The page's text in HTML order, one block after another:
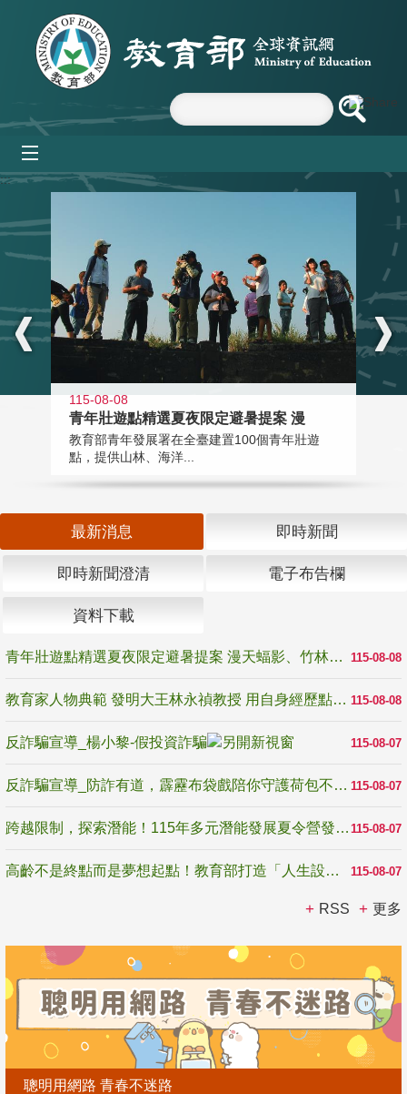
跳到主要內容區塊
:::
115-08-08
青年壯遊點精選夏夜限定避暑提案 漫
教育部青年發展署在全臺建置100個青年壯遊
點，提供山林、海洋...
最新消息 即時新聞
即時新聞澄清 電子布告欄
資料下載
115-08-08
青年壯遊點精選夏夜限定避暑提案 漫天蝠影、竹林尋蛙、茶香夜觀 邀青年暮色出發
115-08-08
教育家人物典範 發明大王林永禎教授 用自身經歷點亮學生的路
115-08-07
反詐騙宣導_楊小黎-假投資詐騙
115-08-07
反詐騙宣導_防詐有道，霹靂布袋戲陪你守護荷包不受騙
115-08-07
跨越限制，探索潛能！115年多元潛能發展夏令營發掘生命無限可能
115-08-07
高齡不是終點而是夢想起點！教育部打造「人生設計夢工場」 參展第3屆高齡健康產業博覽會
RSS 更多
聰明用網路 青春不迷路